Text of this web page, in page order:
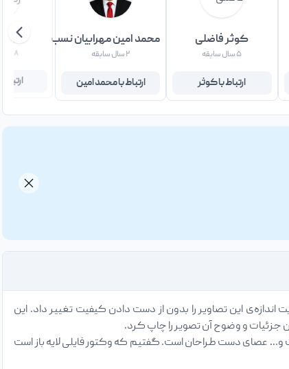
کوثر فاضلی
۵ سال سابقه
ارتباط با کوثر
محمد امین مهرابیان نسب
۲ سال سابقه
ارتباط با محمد امین
۸ سال سابقه
ارتباط
این تصاویر را بدون از دست دادن کیفیت تغییر داد. این
جزئیات و وضوح آن تصویر را چاپ کرد.
و… عصای دست طراحان است. گفتیم که وکتور فایلی لایه باز است